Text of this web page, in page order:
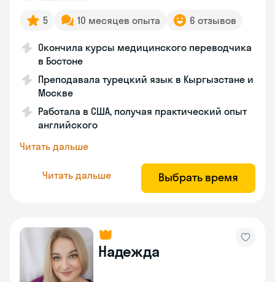
5 10 месяцев опыта 6 отзывов
Окончила курсы медицинского переводчика
в Бостоне
Преподавала турецкий язык в Кыргызстане и
Москве
Работала в США, получая практический опыт
английского
Читать дальше
Читать дальше Выбрать время
Надежда